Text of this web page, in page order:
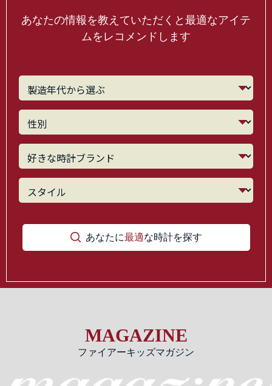
あなたの情報を教えていただくと最適なアイテ
ムをレコメンドします
あなたに最適な時計を探す
MAGAZINE
ファイアーキッズマガジン